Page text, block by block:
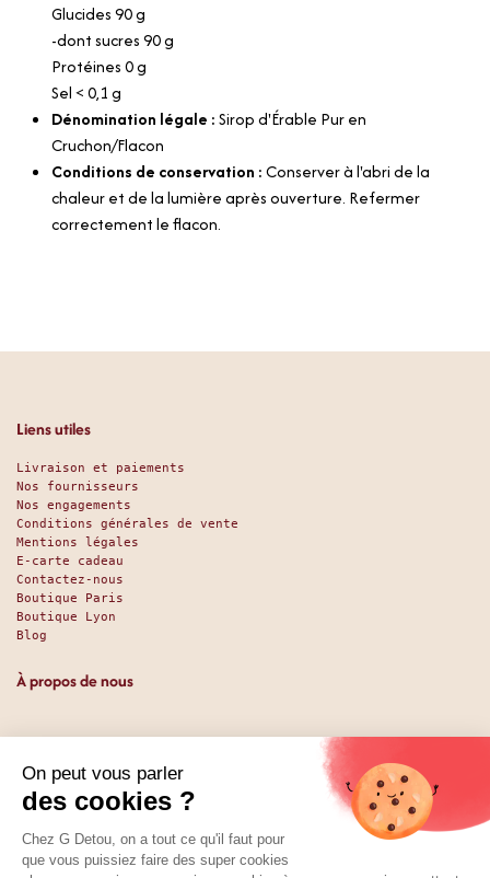
Glucides 90 g
-dont sucres 90 g
Protéines 0 g
Sel < 0,1 g
Dénomination légale :Sirop d'Érable Pur en
Cruchon/Flacon
Conditions de conservation :Conserver à l'abri de la
chaleur et de la lumière après ouverture. Refermer
correctement le flacon.
Liens utiles
Livraison et paiements
Nos fournisseurs
Nos engagements
Conditions générales de vente
Mentions légales
E-carte cadeau
Contactez-nous
Boutique Paris
Boutique Lyon
Blog
À propos de nous
Depuis 1951, nous accueillons les gourmands et les gourmets
en leur promettant des produits de qualité au meilleur
prix. Que vous soyez des pros ou des particuliers, que vous
cherchiez du sucré ou du salé, nous avons sans doute ce
qu’il vous faut. Et même des choses que vous ne soupçonniez
pas. La boutique existe depuis 1951, la vente en ligne
depuis 2025.